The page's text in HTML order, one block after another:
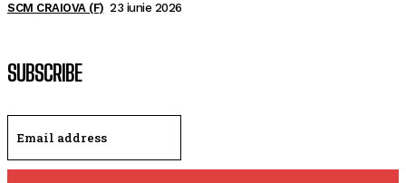
SCM CRAIOVA (F) 23 iunie 2026
SUBSCRIBE